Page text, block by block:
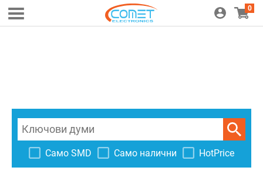
0
Само SMD Само налични HotPrice